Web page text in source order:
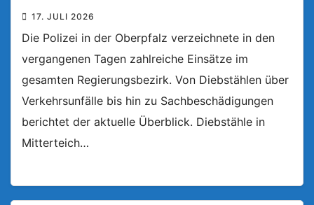
17. JULI 2026
Die Polizei in der Oberpfalz verzeichnete in den
vergangenen Tagen zahlreiche Einsätze im
gesamten Regierungsbezirk. Von Diebstählen über
Verkehrsunfälle bis hin zu Sachbeschädigungen
berichtet der aktuelle Überblick. Diebstähle in
Mitterteich…